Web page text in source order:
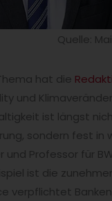
Quelle:
hat die
und
ist längst
sondern fest
und Professor für
ist die
verpflichtet